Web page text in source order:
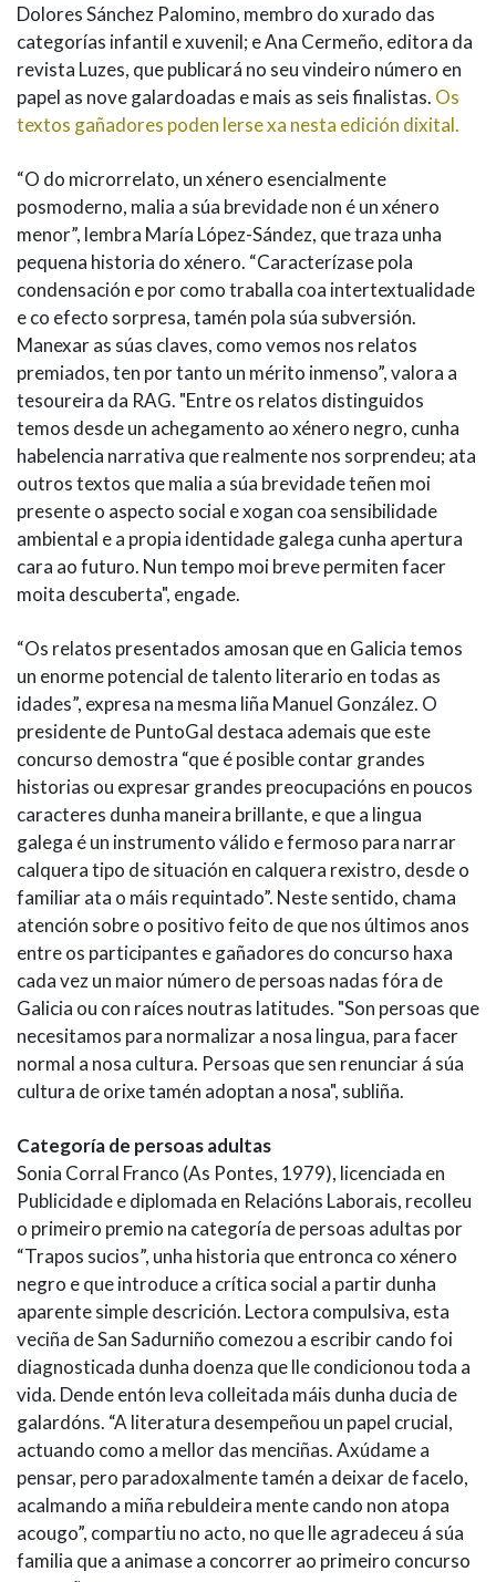
Dolores Sánchez Palomino, membro do xurado das
categorías infantil e xuvenil; e Ana Cermeño, editora da
revista Luzes, que publicará no seu vindeiro número en
papel as nove galardoadas e mais as seis finalistas. Os
textos gañadores poden lerse xa nesta edición dixital.
“O do microrrelato, un xénero esencialmente
posmoderno, malia a súa brevidade non é un xénero
menor”, lembra María López-Sández, que traza unha
pequena historia do xénero. “Caracterízase pola
condensación e por como traballa coa intertextualidade
e co efecto sorpresa, tamén pola súa subversión.
Manexar as súas claves, como vemos nos relatos
premiados, ten por tanto un mérito inmenso”, valora a
tesoureira da RAG. "Entre os relatos distinguidos
temos desde un achegamento ao xénero negro, cunha
habelencia narrativa que realmente nos sorprendeu; ata
outros textos que malia a súa brevidade teñen moi
presente o aspecto social e xogan coa sensibilidade
ambiental e a propia identidade galega cunha apertura
cara ao futuro. Nun tempo moi breve permiten facer
moita descuberta", engade.
“Os relatos presentados amosan que en Galicia temos
un enorme potencial de talento literario en todas as
idades”, expresa na mesma liña Manuel González. O
presidente de PuntoGal destaca ademais que este
concurso demostra “que é posible contar grandes
historias ou expresar grandes preocupacións en poucos
caracteres dunha maneira brillante, e que a lingua
galega é un instrumento válido e fermoso para narrar
calquera tipo de situación en calquera rexistro, desde o
familiar ata o máis requintado”. Neste sentido, chama
atención sobre o positivo feito de que nos últimos anos
entre os participantes e gañadores do concurso haxa
cada vez un maior número de persoas nadas fóra de
Galicia ou con raíces noutras latitudes. "Son persoas que
necesitamos para normalizar a nosa lingua, para facer
normal a nosa cultura. Persoas que sen renunciar á súa
cultura de orixe tamén adoptan a nosa", subliña.
Categoría de persoas adultas
Sonia Corral Franco (As Pontes, 1979), licenciada en
Publicidade e diplomada en Relacións Laborais, recolleu
o primeiro premio na categoría de persoas adultas por
“Trapos sucios”, unha historia que entronca co xénero
negro e que introduce a crítica social a partir dunha
aparente simple descrición. Lectora compulsiva, esta
veciña de San Sadurniño comezou a escribir cando foi
diagnosticada dunha doenza que lle condicionou toda a
vida. Dende entón leva colleitada máis dunha ducia de
galardóns. “A literatura desempeñou un papel crucial,
actuando como a mellor das menciñas. Axúdame a
pensar, pero paradoxalmente tamén a deixar de facelo,
acalmando a miña rebuldeira mente cando non atopa
acougo”, compartiu no acto, no que lle agradeceu á súa
familia que a animase a concorrer ao primeiro concurso